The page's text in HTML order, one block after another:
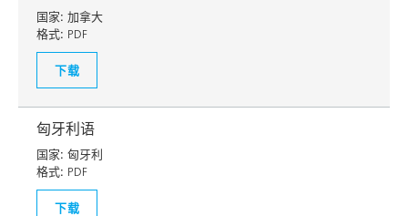
国家: 加拿大
格式: PDF
下载
匈牙利语
国家: 匈牙利
格式: PDF
下载